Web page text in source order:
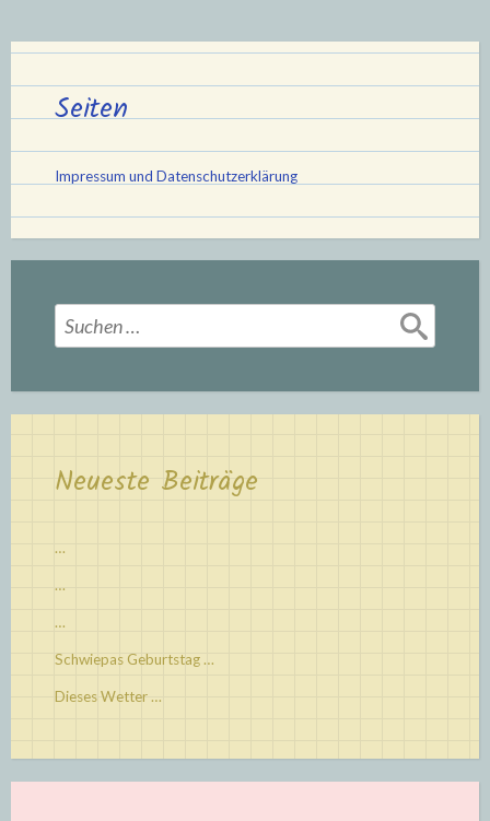
Seiten
Impressum und Datenschutzerklärung
Suchen
nach:
Neueste Beiträge
…
…
…
Schwiepas Geburtstag …
Dieses Wetter …